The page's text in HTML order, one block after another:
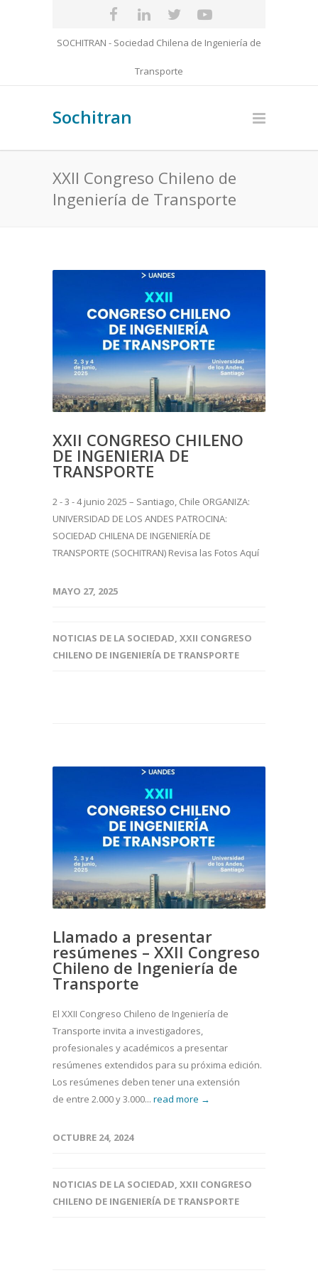
SOCHITRAN - Sociedad Chilena de Ingeniería de
Transporte
Sochitran
XXII Congreso Chileno de
Ingeniería de Transporte
XXII CONGRESO CHILENO
DE INGENIERIA DE
TRANSPORTE
2 - 3 - 4 junio 2025 – Santiago, Chile ORGANIZA:
UNIVERSIDAD DE LOS ANDES PATROCINA:
SOCIEDAD CHILENA DE INGENIERÍA DE
TRANSPORTE (SOCHITRAN) Revisa las Fotos Aquí
MAYO 27, 2025
NOTICIAS DE LA SOCIEDAD, XXII CONGRESO
CHILENO DE INGENIERÍA DE TRANSPORTE
Llamado a presentar
resúmenes – XXII Congreso
Chileno de Ingeniería de
Transporte
El XXII Congreso Chileno de Ingeniería de
Transporte invita a investigadores,
profesionales y académicos a presentar
resúmenes extendidos para su próxima edición.
Los resúmenes deben tener una extensión
de entre 2.000 y 3.000... read more →
OCTUBRE 24, 2024
NOTICIAS DE LA SOCIEDAD, XXII CONGRESO
CHILENO DE INGENIERÍA DE TRANSPORTE